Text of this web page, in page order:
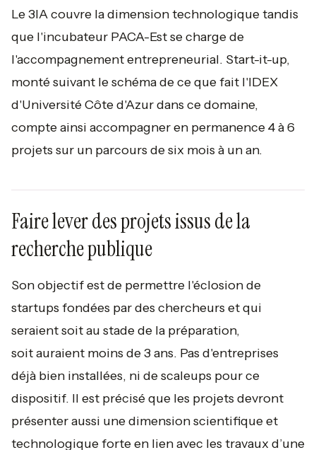
Le 3IA couvre la dimension technologique tandis
que l'incubateur PACA-Est se charge de
l'accompagnement entrepreneurial. Start-it-up,
monté suivant le schéma de ce que fait l'IDEX
d'Université Côte d'Azur dans ce domaine,
compte ainsi accompagner en permanence 4 à 6
projets sur un parcours de six mois à un an.
Faire lever des projets issus de la
recherche publique
Son objectif est de permettre l'éclosion de
startups fondées par des chercheurs et qui
seraient soit au stade de la préparation,
soit auraient moins de 3 ans. Pas d'entreprises
déjà bien installées, ni de scaleups pour ce
dispositif. Il est précisé que les projets devront
présenter aussi une dimension scientifique et
technologique forte en lien avec les travaux d’une